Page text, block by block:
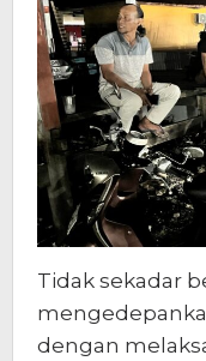
Tidak sekadar
dengan